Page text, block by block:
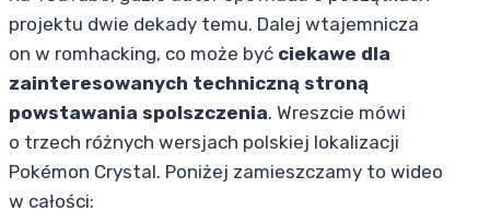
projektu dwie dekady temu. Dalej wtajemnicza
on w romhacking, co może być ciekawe dla
zainteresowanych techniczną stroną
powstawania spolszczenia. Wreszcie mówi
o trzech różnych wersjach polskiej lokalizacji
Pokémon Crystal. Poniżej zamieszczamy to wideo
w całości: